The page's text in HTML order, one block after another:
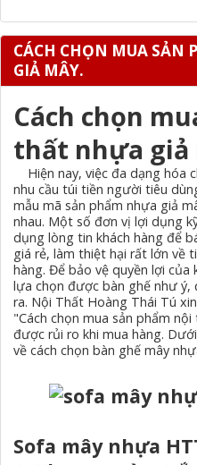
CÁCH CHỌN MUA
GIẢ MÂY.
Cách chọn
thất nhựa giả
Hiện nay, việc đa dạng hóa
nhu cầu túi tiền người tiêu
mẫu mã sản phẩm nhựa giả
nhau. Một số đơn vị lợi dụng
dụng lòng tin khách hàng để
giá rẻ, làm thiệt hại rất lớn về
hàng. Để bảo vệ quyền lợi của
lựa chọn được bàn ghế như ý,
ra. Nội Thất Hoàng Thái Tú
"Cách chọn mua sản phẩm
được rủi ro khi mua hàng.
về cách chọn bàn ghế mây
Sofa mây nhựa